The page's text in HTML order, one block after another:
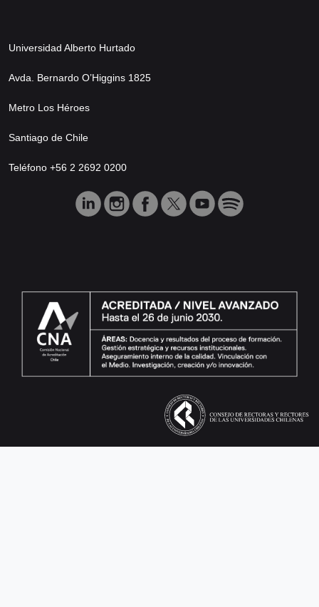
Universidad Alberto Hurtado
Avda. Bernardo O’Higgins 1825
Metro Los Héroes
Santiago de Chile
Teléfono +56 2 2692 0200